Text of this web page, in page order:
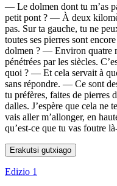
— Le dolmen dont tu m’as
petit pont ? — À deux
pas. Sur ta gauche, tu ne
toutes ses pierres sont
dolmen ? — Environ quatre
pénétrées par les siècles.
quoi ? — Et cela servait à
sans répondre. — Ce sont
tu préfères, faites de pierres
dalles. J’espère que cela ne
vais aller m’allonger, en
qu’est-ce que tu vas foutre
Erakutsi gutxiago
Edizio 1